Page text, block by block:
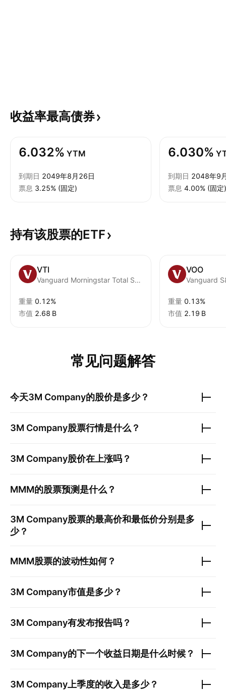
收益率最高债券
6.032% YTM
到期日 2049年8月26日
票息 3.25% (固定)
6.030%
到期日 2048年9
票息 4.00% (固定)
持有该股票的ETF
VTI
Vanguard Morningstar Total Stock Market ETF
重量 0.12%
市值 ‪2.68 B‬
VOO
Vanguard
重量 0.13%
市值 ‪2.19 B‬
常见问题解答
今天3M Company的股价是多少？
3M Company股票行情是什么？
3M Company股价在上涨吗？
MMM的股票预测是什么？
3M Company股票的最高价和最低价分别是多
少？
MMM股票的波动性如何？
3M Company市值是多少？
3M Company有发布报告吗？
3M Company的下一个收益日期是什么时候？
3M Company 上季度的收入是多少？